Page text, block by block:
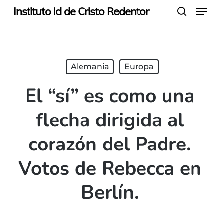
SkipInstituto Id de Cristo Redentor Menu
Alemania Europa
El “sí” es como una
flecha dirigida al
corazón del Padre.
Votos de Rebecca en
Berlín.